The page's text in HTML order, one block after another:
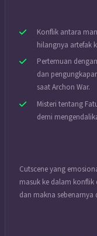
Konflik antara
hilangnya artefak
Pertemuan
dan
saat Archon War.
Misteri tentang
demi
Cutscene yang
masuk ke dalam
dan makna